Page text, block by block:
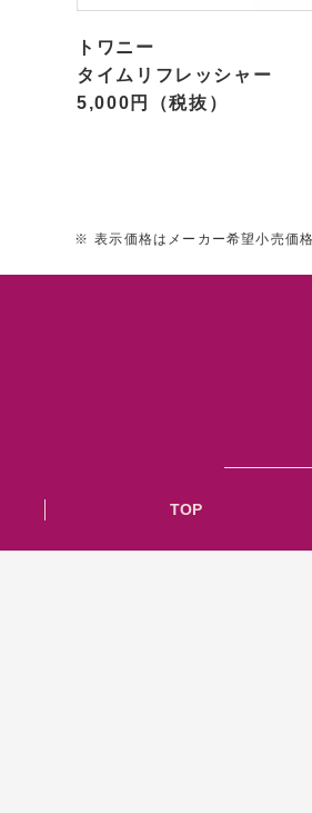
トワニー
タイムリフレッシャー
5,000円（税抜）
※ 表示価格はメーカー希望小売価格
TOP